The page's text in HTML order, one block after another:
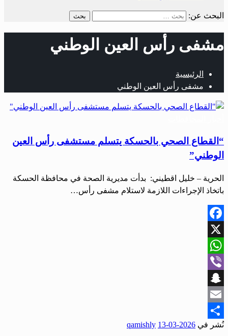
البحث عن:
مشفى رأس العين الوطني
الرئيسية
مشفى رأس العين الوطني
“القطاع الصحي بالحسكة يتسلم مستشفى رأس العين
الوطني”
الحرية – خليل اقطيني: بدأت مديرية الصحة في محافظة الحسكة
باتخاذ الإجراءات اللازمة لاستلام مشفى رأس…
Facebook
X
WhatsApp
Viber
Snapchat
Email
Share
نُشر في 2026-03-13
qamishly